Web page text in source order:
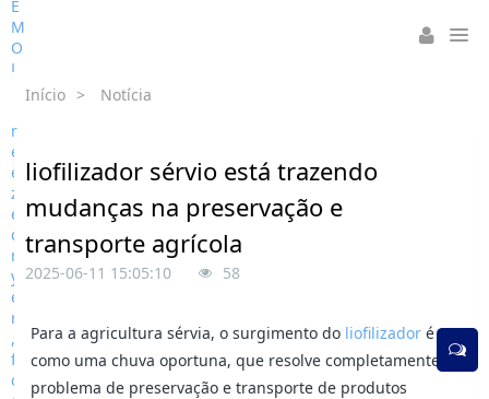
Início > Notícia
liofilizador sérvio está trazendo
mudanças na preservação e
transporte agrícola
2025-06-11 15:05:10 58
Para a agricultura sérvia, o surgimento do liofilizador é
como uma chuva oportuna, que resolve completamente o
problema de preservação e transporte de produtos